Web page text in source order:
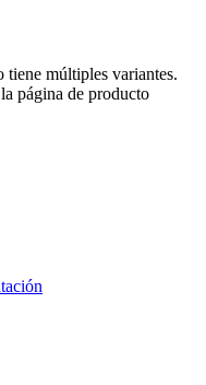
tiene múltiples variantes.
página de producto